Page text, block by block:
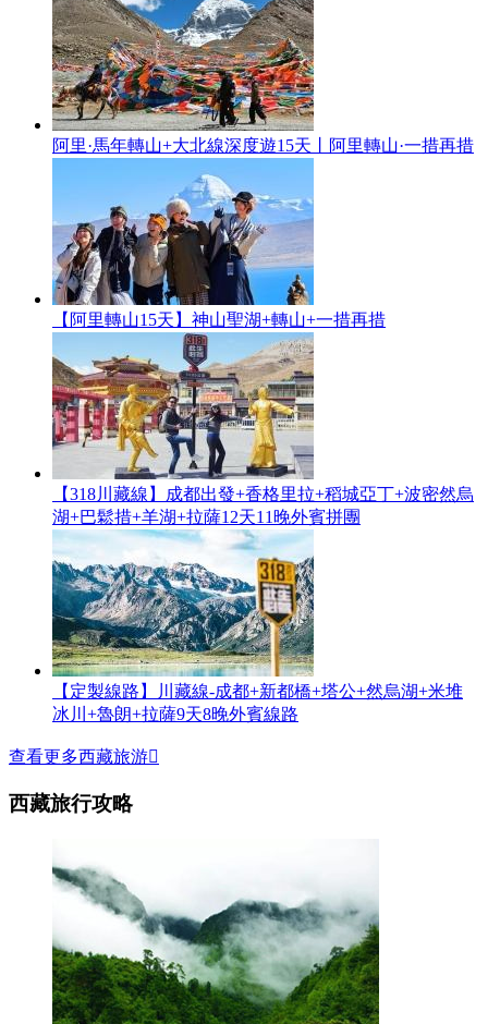
阿里·馬年轉山+大北線深度遊15天丨阿里轉山·一措再措
【阿里轉山15天】神山聖湖+轉山+一措再措
【318川藏線】成都出發+香格里拉+稻城亞丁+波密然烏
湖+巴鬆措+羊湖+拉薩12天11晚外賓拼團
【定製線路】川藏線-成都+新都橋+塔公+然烏湖+米堆
冰川+魯朗+拉薩9天8晚外賓線路
查看更多西藏旅游
西藏旅行攻略